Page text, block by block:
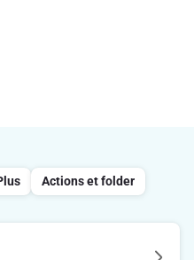
Actions et folder